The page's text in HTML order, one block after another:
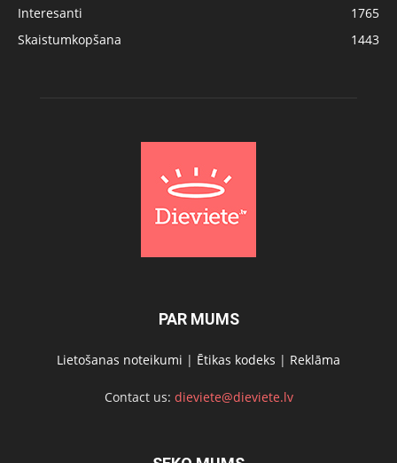
Interesanti
1765
Skaistumkopšana
1443
PAR MUMS
Lietošanas noteikumi | Ētikas kodeks | Reklāma
Contact us: dieviete@dieviete.lv